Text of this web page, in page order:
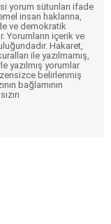
yorum sütunları ifade
insan haklarına,
ve demokratik
Yorumların içerik ve
Hakaret,
ile yazılmamış,
yazılmış yorumlar
belirlenmiş
bağlamının